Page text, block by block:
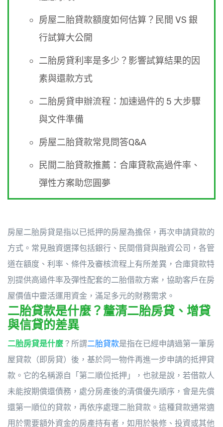
房屋二胎貸款額度如何估算？民間 VS 銀
行試算大公開
二胎房貸利率是多少？影響試算結果的因
素與還款方式
二胎房貸申辦流程：加速過件的 5 大步驟
與文件準備
房屋二胎貸款常見問答Q&A
民間二胎貸款推薦：合庫貸款高過件率、
彈性方案助您圓夢
房屋二胎房貸是指以已抵押的房屋為擔保，再次申請貸款的
方式。常見融資選擇包括銀行、民間借貸與融資公司，各管
道在額度、利率、條件及審核流程上有所差異，合庫貸款特
別提供高過件率及彈性配套的二胎借款方案，協助客戶在房
屋價值中靈活運用資金，滿足多元的財務需求。
二胎貸款是什麼？釐清二胎房貸、增貸
與信貸的差異
二胎房貸是什麼 ？所謂二胎貸款是指在已經申請過第一筆房
屋貸款（即房貸）後，基於同一物件再進一步申請的抵押貸
款。它的名稱源自「第二順位抵押」，也就是說，若借款人
未能按期償還債務，處分房產後的清償優先順序，會是先償
還第一順位的貸款，再依序處理二胎貸款。這種貸款通常適
用於需要額外資金的房產持有者，如用於裝修、投資或其他